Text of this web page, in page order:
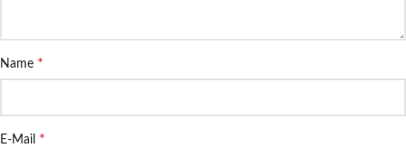
Name *
E-Mail *